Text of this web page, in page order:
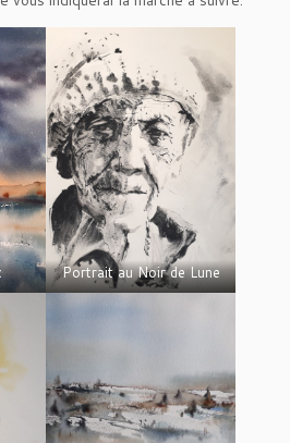
Portrait au Noir de Lune